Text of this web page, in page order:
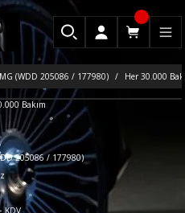
(WDD 205086 / 177980) Her 30.000
205086 / 177980)
KDV